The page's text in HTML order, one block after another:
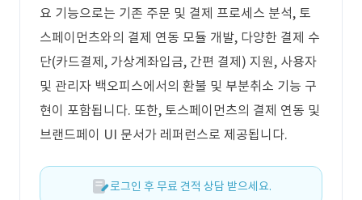
요 기능으로는 기존 주문 및 결제 프로세스 분석, 토
스페이먼츠와의 결제 연동 모듈 개발, 다양한 결제 수
단(카드결제, 가상계좌입금, 간편 결제) 지원, 사용자
및 관리자 백오피스에서의 환불 및 부분취소 기능 구
현이 포함됩니다. 또한, 토스페이먼츠의 결제 연동 및
브랜드페이 UI 문서가 레퍼런스로 제공됩니다.
로그인 후 무료 견적 상담 받으세요.